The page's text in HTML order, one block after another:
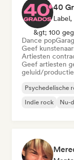
40
&gt; 100
Dance pop
Geef
Artiesten
Geef artiesten
geluid/productie
Psychedelische
Indie rock
Nu-